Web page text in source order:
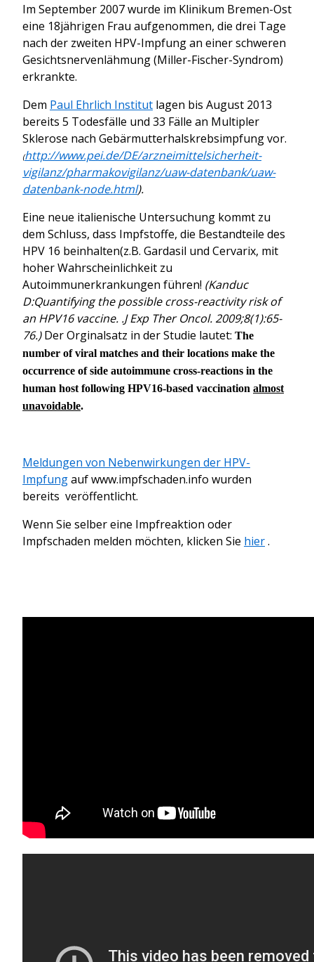
Im September 2007 wurde im Klinikum Bremen-Ost
eine 18jährigen Frau aufgenommen, die drei Tage
nach der zweiten HPV-Impfung an einer schweren
Gesichtsnervenlähmung (Miller-Fischer-Syndrom)
erkrankte.
Dem Paul Ehrlich Institut lagen bis August 2013
bereits 5 Todesfälle und 33 Fälle an Multipler
Sklerose nach Gebärmutterhalskrebsimpfung vor.
(http://www.pei.de/DE/arzneimittelsicherheit-
vigilanz/pharmakovigilanz/uaw-datenbank/uaw-
datenbank-node.html).
Eine neue italienische Untersuchung kommt zu
dem Schluss, dass Impfstoffe, die Bestandteile des
HPV 16 beinhalten(z.B. Gardasil und Cervarix, mit
hoher Wahrscheinlichkeit zu
Autoimmunerkrankungen führen! (Kanduc
D:Quantifying the possible cross-reactivity risk of
an HPV16 vaccine. .J Exp Ther Oncol. 2009;8(1):65-
76.)Der Orginalsatz in der Studie lautet: The
number of viral matches and their locations make the
occurrence of side autoimmune cross-reactions in the
human host following HPV16-based vaccination almost
unavoidable.
Meldungen von Nebenwirkungen der HPV-
Impfungauf www.impfschaden.info wurden
bereits veröffentlicht.
Wenn Sie selber eine Impfreaktion oder
Impfschaden melden möchten, klicken Sie hier.